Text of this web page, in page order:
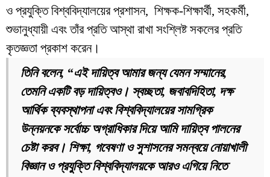
ও প্রযুক্তি বিশ্ববিদ্যালয়ের প্রশাসন, শিক্ষক-শিক্ষার্থী, সহকর্মী,
শুভানুধ্যায়ী এবং তাঁর প্রতি আস্থা রাখা সংশ্লিষ্ট সকলের প্রতি
কৃতজ্ঞতা প্রকাশ করেন।
তিনি বলেন, “এই দায়িত্ব আমার জন্য যেমন সম্মানের,
তেমনি একটি বড় দায়িত্বও। স্বচ্ছতা, জবাবদিহিতা, দক্ষ
আর্থিক ব্যবস্থাপনা এবং বিশ্ববিদ্যালয়ের সামগ্রিক
উন্নয়নকে সর্বোচ্চ অগ্রাধিকার দিয়ে আমি দায়িত্ব পালনের
চেষ্টা করব। শিক্ষা, গবেষণা ও সুশাসনের সমন্বয়ে নোয়াখালী
বিজ্ঞান ও প্রযুক্তি বিশ্ববিদ্যালয়কে আরও এগিয়ে নিতে